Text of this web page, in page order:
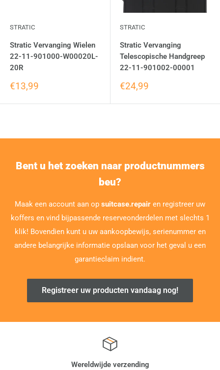
STRATIC
Stratic Vervanging Wielen
22-11-901000-W00020L-
20R
€13,99
STRATIC
Stratic Vervanging
Telescopische Handgreep
22-11-901002-00001
€24,99
Bent u het zoeken naar productnummers
beu?
Maak een account aan op suitcase.repair en registreer uw
koffers en vind bijpassende reserveonderdelen met slechts 1
klik! Bovendien kunt u uw aankoopbewijs, serienummer en
andere belangrijke informatie opslaan voor het geval u een
garantieclaim indient.
Registreer uw producten vandaag nog!
Wereldwijde verzending